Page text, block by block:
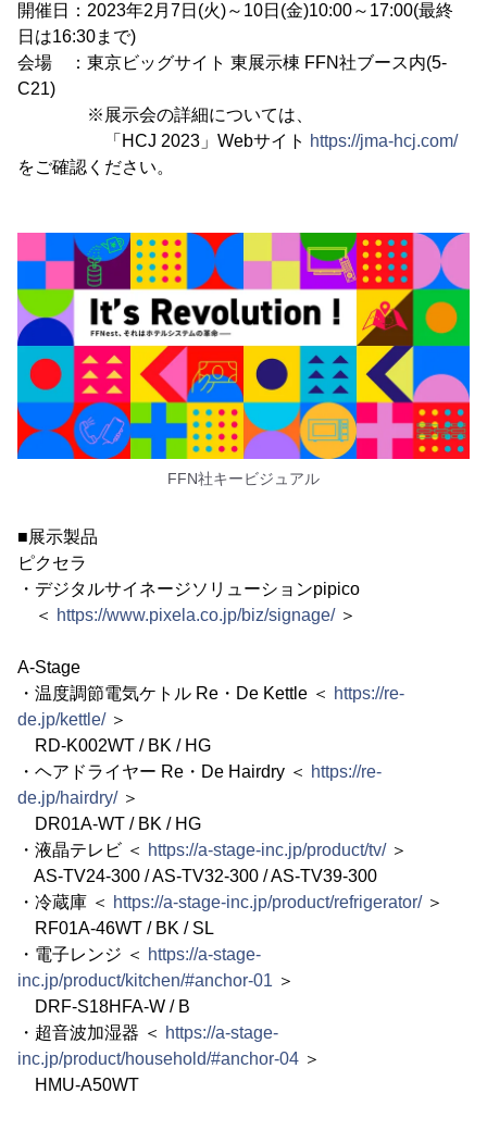
開催日：2023年2月7日(火)～10日(金)10:00～17:00(最終
日は16:30まで)
会場 ：東京ビッグサイト 東展示棟 FFN社ブース内(5-
C21)
※展示会の詳細については、
「HCJ 2023」Webサイト https://jma-hcj.com/
をご確認ください。
FFN社キービジュアル
■展示製品
ピクセラ
・デジタルサイネージソリューションpipico
＜ https://www.pixela.co.jp/biz/signage/＞
A-Stage
・温度調節電気ケトル Re・De Kettle ＜ https://re-
de.jp/kettle/＞
RD-K002WT / BK / HG
・ヘアドライヤー Re・De Hairdry ＜ https://re-
de.jp/hairdry/＞
DR01A-WT / BK / HG
・液晶テレビ ＜ https://a-stage-inc.jp/product/tv/＞
AS-TV24-300 / AS-TV32-300 / AS-TV39-300
・冷蔵庫 ＜ https://a-stage-inc.jp/product/refrigerator/＞
RF01A-46WT / BK / SL
・電子レンジ ＜ https://a-stage-
inc.jp/product/kitchen/#anchor-01 ＞
DRF-S18HFA-W / B
・超音波加湿器 ＜ https://a-stage-
inc.jp/product/household/#anchor-04 ＞
HMU-A50WT